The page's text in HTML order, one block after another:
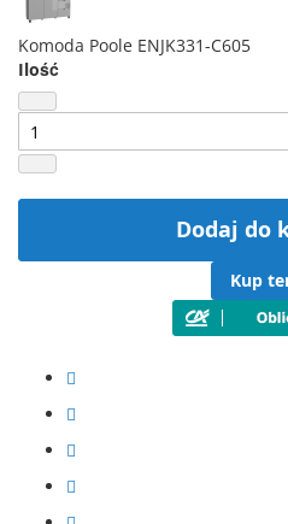
Komoda Poole ENJK331-C605
Ilość
Dodaj do
Kup